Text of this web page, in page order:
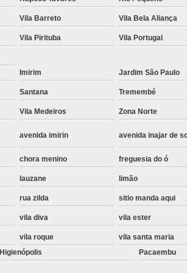
Instalação de Maquina de Lavar
Instalação Eletrica Maquina de Lavar
Instalação para Maquina de Lavar
Instalar Maquina Lavar Roupa
Samsung Instalação
Instalação de Lava e Seca
Instalação Lava e Seca
Instalação
Instalação Maquina Lava e Seca
Instalação Samsung
Lava e Seca Samsung
Manutenção de Fogão
Manutenção
Manutenção de Fogão
Vila Barreto Vila Bela Aliança
Vila Pirituba Vila Portugal
Imirim Jardim São Paulo
Santana Tremembé
Vila Medeiros Zona Norte
avenida imirin avenida inajar de
chora menino freguesia do ó
lauzane limão
rua zilda sitio manda aqui
vila diva vila ester
vila roque vila santa maria
Higienópolis Pacaembu